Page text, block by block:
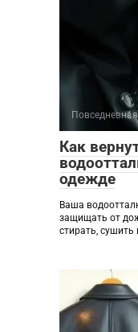
Как
одежде
Ваша
защищать от
стирать, сушить